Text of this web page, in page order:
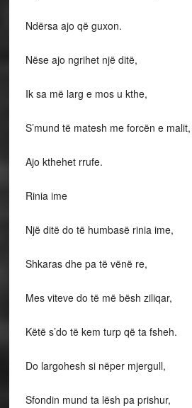
Ndërsa ajo që guxon.
Nëse ajo ngrihet një ditë,
Ik sa më larg e mos u kthe,
S’mund të matesh me forcën e malit,
Ajo kthehet rrufe.
Rinia ime
Një ditë do të humbasë rinia ime,
Shkaras dhe pa të vënë re,
Mes viteve do të më bësh ziliqar,
Këtë s’do të kem turp që ta fsheh.
Do largohesh si nëper mjergull,
Sfondin mund ta lësh pa prishur,